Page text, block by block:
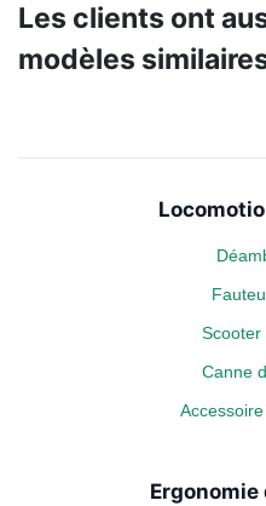
Les clients ont
modèles
Scooter
Canne